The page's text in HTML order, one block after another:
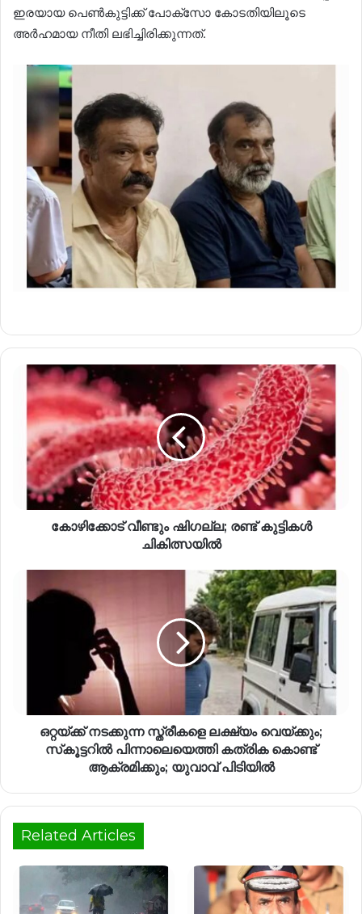
ഇരയായ പെൺകുട്ടിക്ക് പോക്സോ കോടതിയിലൂടെ
അർഹമായ നീതി ലഭിച്ചിരിക്കുന്നത്.
കോഴിക്കോട് വീണ്ടും ഷിഗല്ല; രണ്ട് കുട്ടികൾ
ചികിത്സയിൽ
ഒറ്റയ്ക്ക് നടക്കുന്ന സ്ത്രീകളെ ലക്ഷ്യം വെയ്ക്കും;
സ്‌കൂട്ടറിൽ പിന്നാലെയെത്തി കത്രിക കൊണ്ട്
ആക്രമിക്കും; യുവാവ് പിടിയിൽ
Related Articles